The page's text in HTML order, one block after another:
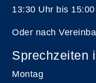
13:30 Uhr bis
Oder nach
Sprechzeiten
Montag